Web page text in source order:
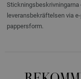
leveransbekräftelsen via
pappersform.